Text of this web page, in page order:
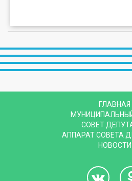
ГЛАВНАЯ
СОВЕТ
АППАРАТ СОВЕТА
НОВОСТИ